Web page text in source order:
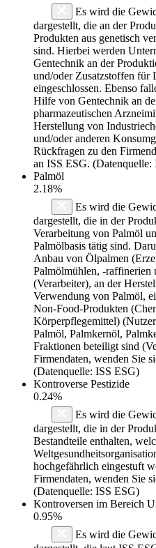
Es wird die
dargestellt, die an der
Produkten aus genetisch
sind. Hierbei werden
Gentechnik an der
und/oder Zusatzstoffen für
eingeschlossen. Ebenso
Hilfe von Gentechnik an
pharmazeutischen
Herstellung von
und/oder anderen
Rückfragen zu den
an ISS ESG. (Datenquelle:
Palmöl
2.18%
Es wird die
dargestellt, die in der
Verarbeitung von Palmöl
Palmölbasis tätig sind.
Anbau von Ölpalmen
Palmölmühlen, -raffinerien
(Verarbeiter), an der
Verwendung von Palmöl,
Non-Food-Produkten
Körperpflegemittel)
Palmöl, Palmkernöl,
Fraktionen beteiligt sind
Firmendaten, wenden Sie
(Datenquelle: ISS ESG)
Kontroverse Pestizide
0.24%
Es wird die
dargestellt, die in der
Bestandteile enthalten,
hochgefährlich eingestuft
Firmendaten, wenden Sie
(Datenquelle: ISS ESG)
Kontroversen im Bereich
0.95%
Es wird die